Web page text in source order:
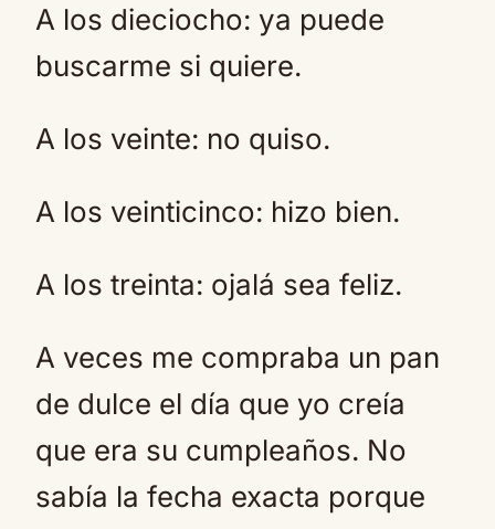
A los dieciocho: ya puede
buscarme si quiere.
A los veinte: no quiso.
A los veinticinco: hizo bien.
A los treinta: ojalá sea feliz.
A veces me compraba un pan
de dulce el día que yo creía
que era su cumpleaños. No
sabía la fecha exacta porque